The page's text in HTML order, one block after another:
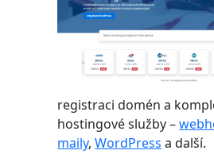
registraci domén a
hostingové služby –
maily,WordPress a další.